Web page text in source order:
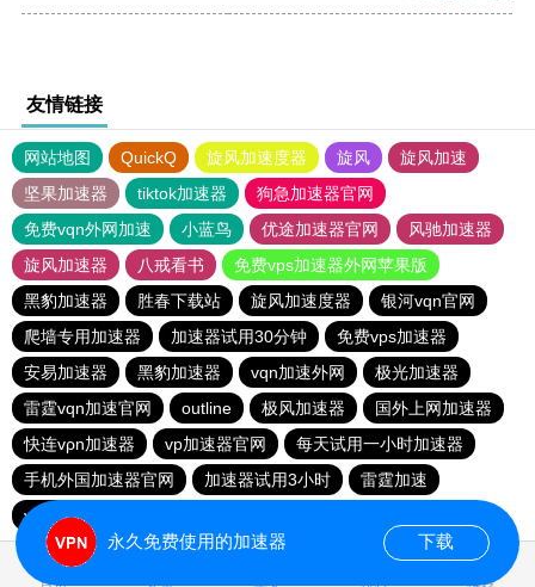
友情链接
网站地图 QuickQ 旋风加速度器 旋风
旋风加速
坚果加速器
tiktok加速器
狗急加速器官网
免费vqn外网加速
小蓝鸟 优途加速器官网
风驰加速器
旋风加速器
八戒看书
免费vps加速器外网苹果版
黑豹加速器
胜春下载站 旋风加速度器
银河vqn官网
爬墙专用加速器
加速器试用30分钟
免费vps加速器
安易加速器
黑豹加速器 vqn加速外网
极光加速器
雷霆vqn加速官网
outline 极风加速器
国外上网加速器
快连vρn加速器
vp加速器官网
每天试用一小时加速器
手机外国加速器官网
加速器试用3小时
雷霆加速
vp加速器官网
永久免费使用的加速器 下载